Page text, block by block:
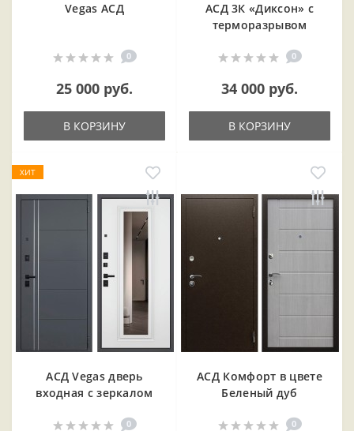
Vegas АСД
0
25 000 руб.
В КОРЗИНУ
АСД 3К «Диксон» с
терморазрывом
0
34 000 руб.
В КОРЗИНУ
ХИТ
АСД Vegas дверь
входная с зеркалом
0
АСД Комфорт в цвете
Беленый дуб
0